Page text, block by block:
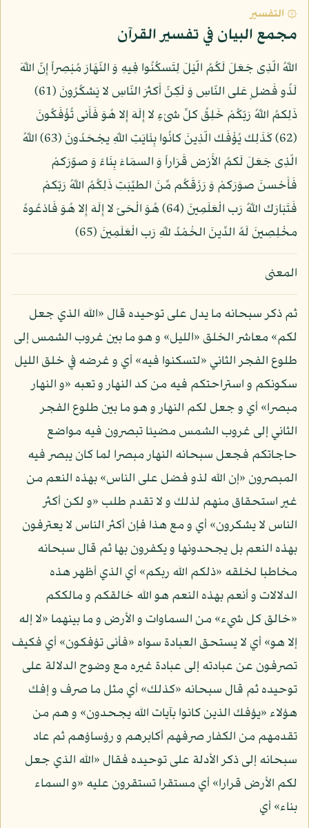
۞ التفسير
مجمع البيان في تفسير القرآن
اللّهُ الّذِى جَعَلَ لَكُمُ الّيْلَ لِتَسكُنُوا فِيهِ وَ النّهَارَ مُبْصِراً إِنّ اللّهَ
لَذُو فَضلٍ عَلى النّاسِ وَ لَكِنّ أَكثرَ النّاسِ لا يَشكُرُونَ (61)
ذَلِكمُ اللّهُ رَبّكُمْ خَلِقُ كلِّ شىْءٍ لا إِلَهَ إِلا هُوَ فَأَنى تُؤْفَكُونَ
(62) كَذَلِك يُؤْفَك الّذِينَ كانُوا بِئَايَتِ اللّهِ يجْحَدُونَ (63) اللّهُ
الّذِى جَعَلَ لَكمُ الأَرْض قَرَاراً وَ السمَاءَ بِنَاءً وَ صوّرَكمْ
فَأَحْسنَ صوَرَكمْ وَ رَزَقَكُم مِّنَ الطيِّبَتِ ذَلِكُمُ اللّهُ رَبّكمْ
فَتَبَارَك اللّهُ رَب الْعَلَمِينَ (64) هُوَ الْحَىّ لا إِلَهَ إِلا هُوَ فَادْعُوهُ
مخْلِصِينَ لَهُ الدِّينَ الحَْمْدُ للّهِ رَب الْعَلَمِينَ (65)
المعنى
ثم ذكر سبحانه ما يدل على توحيده قال «الله الذي جعل
لكم» معاشر الخلق «الليل» و هو ما بين غروب الشمس إلى
طلوع الفجر الثاني «لتسكنوا فيه» أي و غرضه في خلق الليل
سكونكم و استراحتكم فيه من كد النهار و تعبه «و النهار
مبصرا» أي و جعل لكم النهار و هو ما بين طلوع الفجر
الثاني إلى غروب الشمس مضيئا تبصرون فيه مواضع
حاجاتكم فجعل سبحانه النهار مبصرا لما كان يبصر فيه
المبصرون «إن الله لذو فضل على الناس» بهذه النعم من
غير استحقاق منهم لذلك و لا تقدم طلب «و لكن أكثر
الناس لا يشكرون» أي و مع هذا فإن أكثر الناس لا يعترفون
بهذه النعم بل يجحدونها و يكفرون بها ثم قال سبحانه
مخاطبا لخلقه «ذلكم الله ربكم» أي الذي أظهر هذه
الدلالات و أنعم بهذه النعم هو الله خالقكم و مالككم
«خالق كل شيء» من السماوات و الأرض و ما بينهما «لا إله
إلا هو» أي لا يستحق العبادة سواه «فأنى تؤفكون» أي فكيف
تصرفون عن عبادته إلى عبادة غيره مع وضوح الدلالة على
توحيده ثم قال سبحانه «كذلك» أي مثل ما صرف و إفك
هؤلاء «يؤفك الذين كانوا بآيات الله يجحدون» و هم من
تقدمهم من الكفار صرفهم أكابرهم و رؤساؤهم ثم عاد
سبحانه إلى ذكر الأدلة على توحيده فقال «الله الذي جعل
لكم الأرض قرارا» أي مستقرا تستقرون عليه «و السماء
بناء» أي